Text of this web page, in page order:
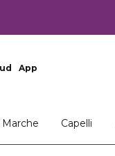
App
Marche Capelli